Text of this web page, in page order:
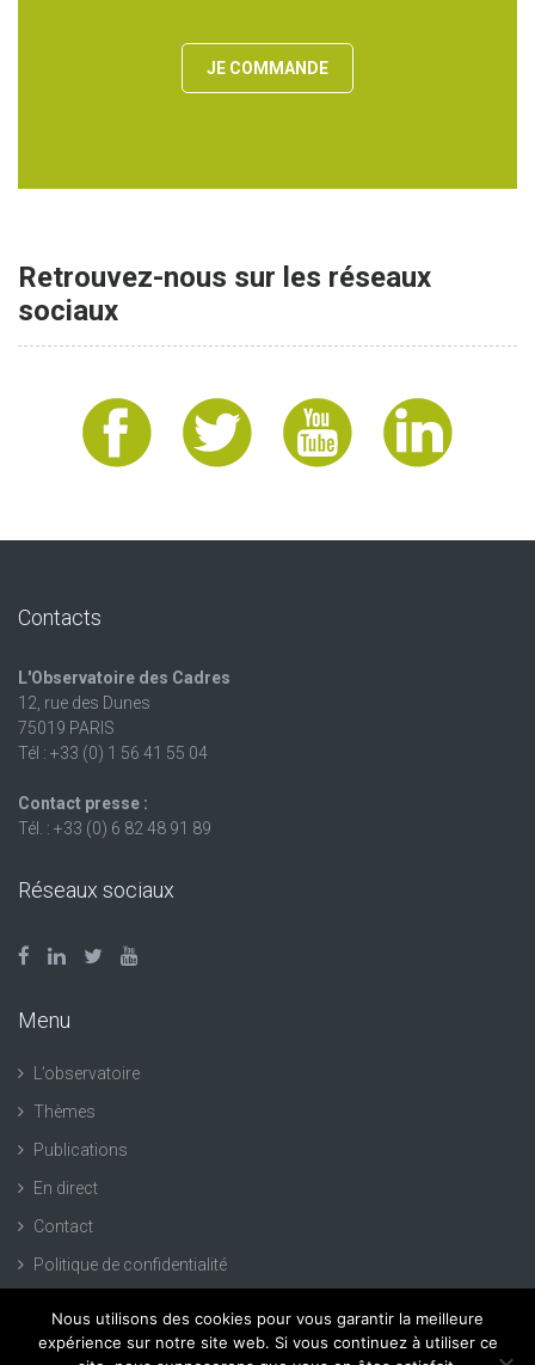
JE COMMANDE
Retrouvez-nous sur les réseaux
sociaux
Contacts
L'Observatoire des Cadres
12, rue des Dunes
75019 PARIS
Tél : +33 (0) 1 56 41 55 04
Contact presse :
Tél. : +33 (0) 6 82 48 91 89
Réseaux sociaux
Menu
L’observatoire
Thèmes
Publications
En direct
Contact
Politique de confidentialité
Nous utilisons des cookies pour vous garantir la meilleure
expérience sur notre site web. Si vous continuez à utiliser ce